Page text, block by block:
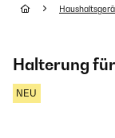
Halterung
NEU